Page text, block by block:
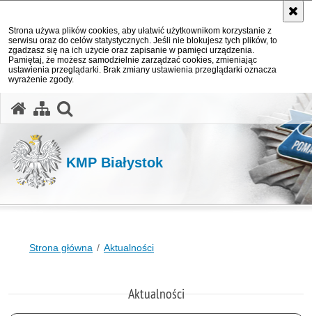
Strona używa plików cookies, aby ułatwić użytkownikom korzystanie z
serwisu oraz do celów statystycznych. Jeśli nie blokujesz tych plików, to
zgadzasz się na ich użycie oraz zapisanie w pamięci urządzenia.
Pamiętaj, że możesz samodzielnie zarządzać cookies, zmieniając
ustawienia przeglądarki. Brak zmiany ustawienia przeglądarki oznacza
wyrażenie zgody.
KMP Białystok
Strona główna Aktualności
Aktualności